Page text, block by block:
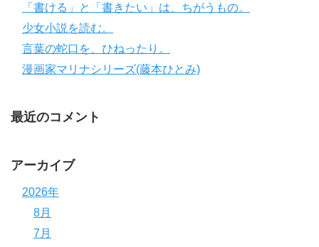
「書ける」と「書きたい」は、ちがうもの。
少女小説を読む。
言葉の蛇口を、ひねったり。
漫画家マリナシリーズ(藤本ひとみ)
最近のコメント
アーカイブ
2026年
8月
7月